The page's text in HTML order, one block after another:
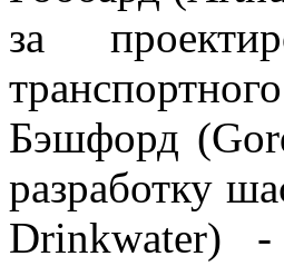
за
Бэшфорд
разработку
Drinkwater) -